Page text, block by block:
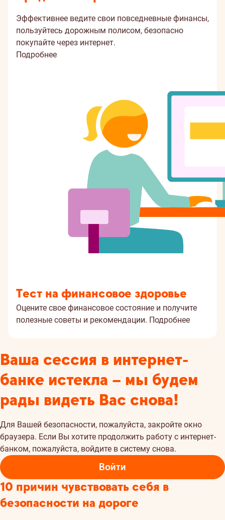
Эффективнее ведите свои повседневные финансы,
пользуйтесь дорожным полисом, безопасно
покупайте через интернет.
Подробнее
Тест на финансовое здоровье
Оцените свое финансовое состояние и получите
полезные советы и рекомендации. Подробнее
Ваша сессия в интернет-
банке истекла – мы будем
рады видеть Вас снова!
Для Вашей безопасности, пожалуйста, закройте окно
браузера. Если Вы хотите продолжить работу с интернет-
банком, пожалуйста, войдите в систему снова.
Войти
10 причин чувствовать себя в
безопасности на дороге